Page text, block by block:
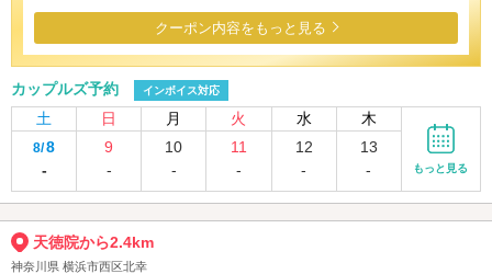
クーポン内容をもっと見る
カップルズ予約 インボイス対応
土 日 月 火 水 木
8/8
-
9
-
10
-
11
-
12
-
13
-
もっと見る
天徳院から2.4km
神奈川県 横浜市西区北幸